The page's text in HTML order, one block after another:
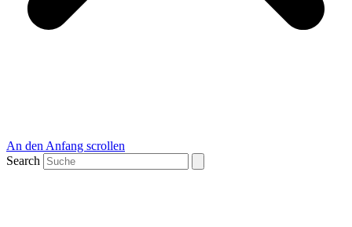
An den Anfang scrollen
Search